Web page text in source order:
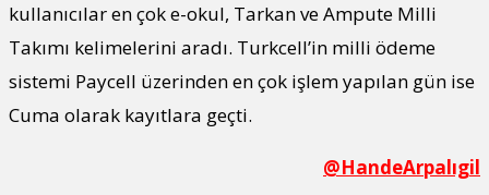
kullanıcılar en çok e-okul, Tarkan ve Ampute Milli
Takımı kelimelerini aradı. Turkcell’in milli ödeme
sistemi Paycell üzerinden en çok işlem yapılan gün ise
Cuma olarak kayıtlara geçti.
@HandeArpalıgil